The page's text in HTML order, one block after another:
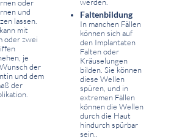
oder
und
lassen.
mit
oder zwei
je
der
und dem
der
werden.
Faltenbildung
In manchen Fällen
können sich auf
den Implantaten
Falten oder
Kräuselungen
bilden. Sie können
diese Wellen
spüren, und in
extremen Fällen
können die Wellen
durch die Haut
hindurch spürbar
sein..